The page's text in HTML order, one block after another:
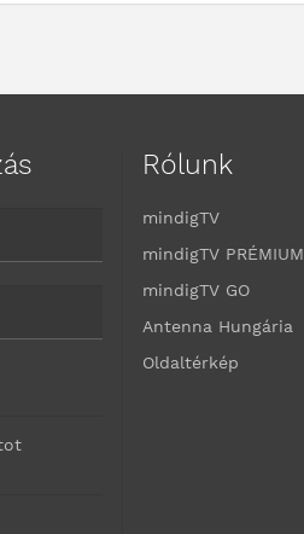
Rólunk
mindigTV
mindigTV PRÉMIUM
mindigTV GO
Antenna Hungária
Oldaltérkép